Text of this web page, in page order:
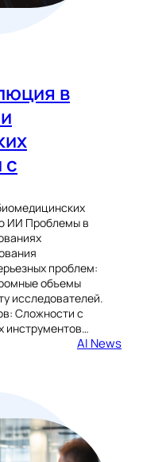
в
с
ИИ Проблемы в
проблем:
объемы
исследователей.
Сложности с
инструментов…
AI News